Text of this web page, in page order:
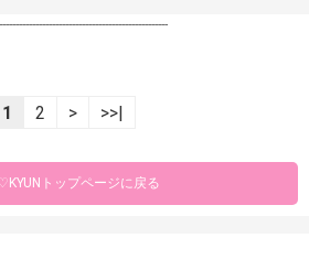
1 2 > >>|
トップページに戻る